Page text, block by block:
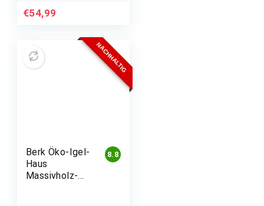
€54,99
NACHHALTIG
8.8
Berk Öko-Igel-
Haus
Massivholz-